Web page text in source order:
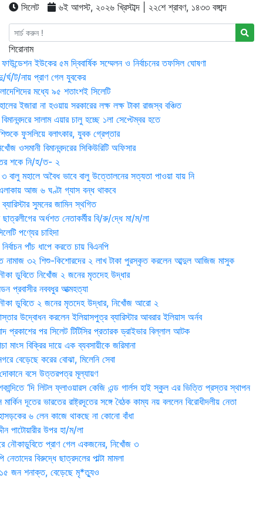
সিলেট ৬ই আগস্ট, ২০২৬ খ্রিস্টাব্দ | ২২শে শ্রাবণ, ১৪৩৩ বঙ্গাব্দ
শিরোনাম
ইউকের ৫ম দ্বিবার্ষিক সম্মেলন ও নির্বাচনের তফসিল ঘোষণা
ট/নায় প্রাণ গেল যুবকের
মধ্যে ৯৫ শতাংশই সিলেটি
ইজারা না হওয়ায় সরকারের লক্ষ লক্ষ টাকা রাজস্ব বঞ্চিত
সালাম এয়ার চালু হচ্ছে ১লা সেপ্টেম্বর হতে
ফুসলিয়ে বলাৎকার, যুবক গ্রেপ্তার
ওসমানী বিমানবন্দরের সিকিউরিটি অফিসার
শকে নি/হ/ত- ২
বালু মহালে অবৈধ ভাবে বালু উত্তোলনের সত্যতা পাওয়া যায় নি
আজ ৬ ঘণ্টা গ্যাস বন্ধ থাকবে
সুমনের জামিন স্থগিত
ছাত্রলীগের অর্ধশত নেতাকর্মীর বি/রু/দ্ধে মা/ম/লা
পণ্যের চাহিদা
পাঁচ ধাপে করতে চায় বিএনপি
নামাজ ৩২ শিশু-কিশোরদের ২ লাখ টাকা পুরস্কৃত করলেন আব্দুল আজিজ মাসুক
ডুবিতে নিখোঁজ ২ জনের মৃতদেহ উদ্ধার
প্রবাসীর নববধুর আত্মহত্যা
ডুবিতে ২ জনের মৃতদেহ উদ্ধার, নিখোঁজ আরো ২
উদ্বোধন করলেন ইলিয়াসপুত্র ব্যারিস্টার আবরার ইলিয়াস অর্নব
প্রকাশের পর সিলেট টিটিসির প্রতারক ড্রাইভার বিল্লাল আটক
মাংস বিক্রির দায়ে এক ব্যবসায়ীকে জরিমানা
বেড়েছে করের বোঝা, মিলেনি সেবা
বসে উত্তরপত্র মূল্যায়ণ
‘দি লিটল ফ্লাওয়ারস কেজি এন্ড গার্লস হাই স্কুল এর ভিত্তি প্রস্তর স্থাপন
দূতের ভারতের রাষ্ট্রদূতের সঙ্গে বৈঠক কাম্য নয় বললেন বিরোধীদলীয় নেতা
৬ লেন কাজে থাকছে না কোনো বাঁধা
পাটোয়ারীর উপর হা/ম/লা
নৌকাডুবিতে প্রাণ গেল একজনের, নিখোঁজ ৩
নেতাদের বিরুদ্ধে ছাত্রদলের পাল্টা মামলা
জন শনাক্ত, বেড়েছে মৃ*ত্যুও